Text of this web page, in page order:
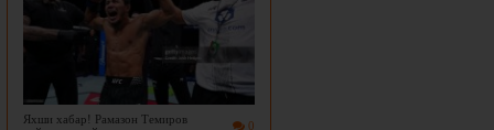
0
Яхши хабар! Рамазон Темиров